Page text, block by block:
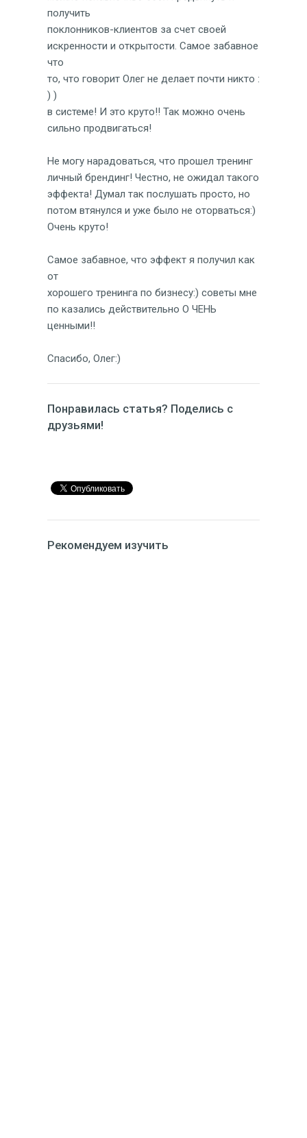
получить
поклонников-клиентов за счет своей
искренности и открытости. Самое забавное
что
то, что говорит Олег не делает почти никто :
) )
в системе! И это круто!! Так можно очень
сильно продвигаться!
Не могу нарадоваться, что прошел тренинг
личный брендинг! Честно, не ожидал такого
эффекта! Думал так послушать просто, но
потом втянулся и уже было не оторваться:)
Очень круто!
Самое забавное, что эффект я получил как
от
хорошего тренинга по бизнесу:) советы мне
по казались действительно О ЧЕНЬ
ценными!!
Спасибо, Олег:)
Понравилась статья? Поделись с
друзьями!
Рекомендуем изучить